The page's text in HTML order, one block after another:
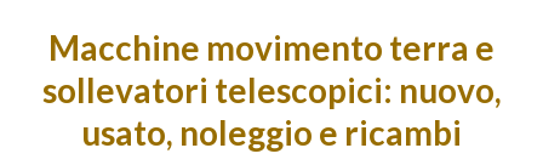
Macchine movimento terra e
sollevatori telescopici: nuovo,
usato, noleggio e ricambi